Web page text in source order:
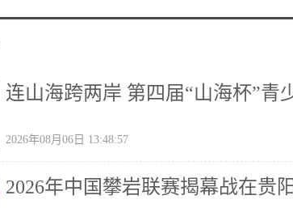
连山海跨两岸 第四届“山海杯”青
2026年08月06日 13:48:57
2026年中国攀岩联赛揭幕战在贵